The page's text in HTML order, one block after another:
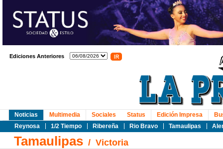
Ediciones Anteriores
Noticias
Reynosa
1/2 Tiempo Ribereña Rio Bravo Tamaulipas
Multimedia Sociales Status Edición Impresa
Tamaulipas / Victoria